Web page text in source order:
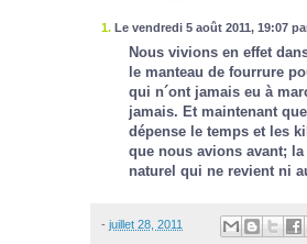
1. Le vendredi 5 août 2011, 19:07
Nous vivions en effet
le manteau de fourrure
qui n´ont jamais eu à
jamais. Et maintenant
dépense le temps et les
que nous avions avant; la
naturel qui ne revient ni
- juillet 28, 2011